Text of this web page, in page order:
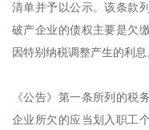
清单并予以公示。该条款
破产企业的债权主要是欠
因特别纳税调整产生的利息
《公告》第一条所列的税
企业所欠的应当划入职工